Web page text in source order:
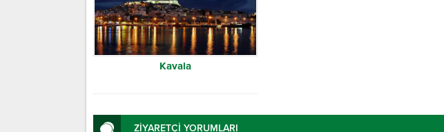
Kavala
ZİYARETÇİ YORUMLARI